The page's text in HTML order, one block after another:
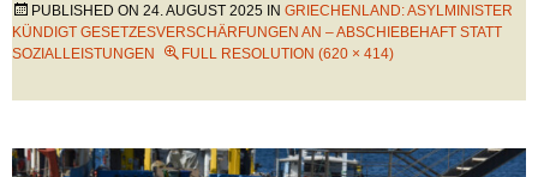
PUBLISHED ON 24. AUGUST 2025 IN GRIECHENLAND: ASYLMINISTER
KÜNDIGT GESETZESVERSCHÄRFUNGEN AN – ABSCHIEBEHAFT STATT
SOZIALLEISTUNGEN
FULL RESOLUTION (620 × 414)